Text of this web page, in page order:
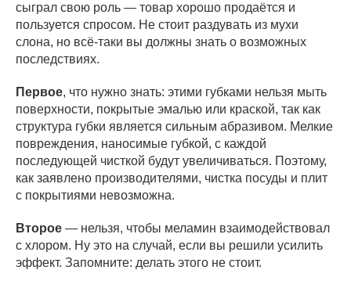
сыграл свою роль — товар хорошо продаётся и
пользуется спросом. Не стоит раздувать из мухи
слона, но всё-таки вы должны знать о возможных
последствиях.
Первое, что нужно знать: этими губками нельзя мыть
поверхности, покрытые эмалью или краской, так как
структура губки является сильным абразивом. Мелкие
повреждения, наносимые губкой, с каждой
последующей чисткой будут увеличиваться. Поэтому,
как заявлено производителями, чистка посуды и плит
с покрытиями невозможна.
Второе — нельзя, чтобы меламин взаимодействовал
с хлором. Ну это на случай, если вы решили усилить
эффект. Запомните: делать этого не стоит.